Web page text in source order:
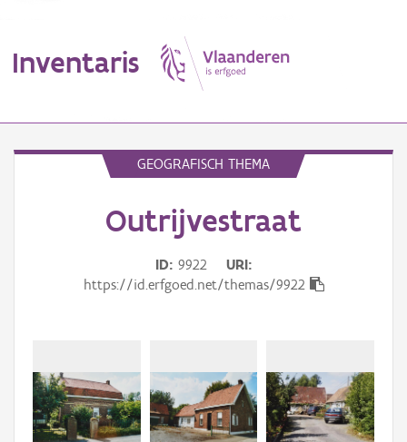
Inventaris
Gebeurtenis
Persoon of collectief
GEOGRAFISCH THEMA
Outrijvestraat
ID 9922
URI
https://id.erfgoed.net/themas/9922